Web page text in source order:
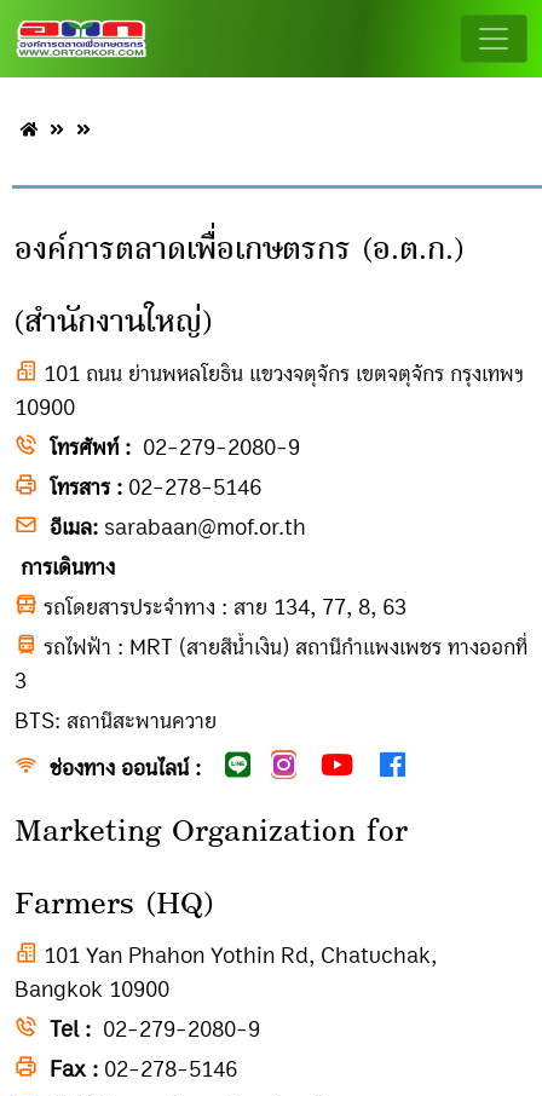
องค์การตลาดเพื่อเกษตรกร (อ.ต.ก.)
(สำนักงานใหญ่)
101 ถนน ย่านพหลโยธิน แขวงจตุจักร เขตจตุจักร กรุงเทพฯ
10900
โทรศัพท์ : 02-279-2080-9
โทรสาร : 02-278-5146
อีเมล: sarabaan@mof.or.th
การเดินทาง
รถโดยสารประจำทาง : สาย 134, 77, 8, 63
รถไฟฟ้า : MRT (สายสีน้ำเงิน) สถานีกำแพงเพชร ทางออกที่
3
BTS: สถานีสะพานควาย
ช่องทาง ออนไลน์ :
Marketing Organization for
Farmers (HQ)
101 Yan Phahon Yothin Rd, Chatuchak,
Bangkok 10900
Tel : 02-279-2080-9
Fax : 02-278-5146